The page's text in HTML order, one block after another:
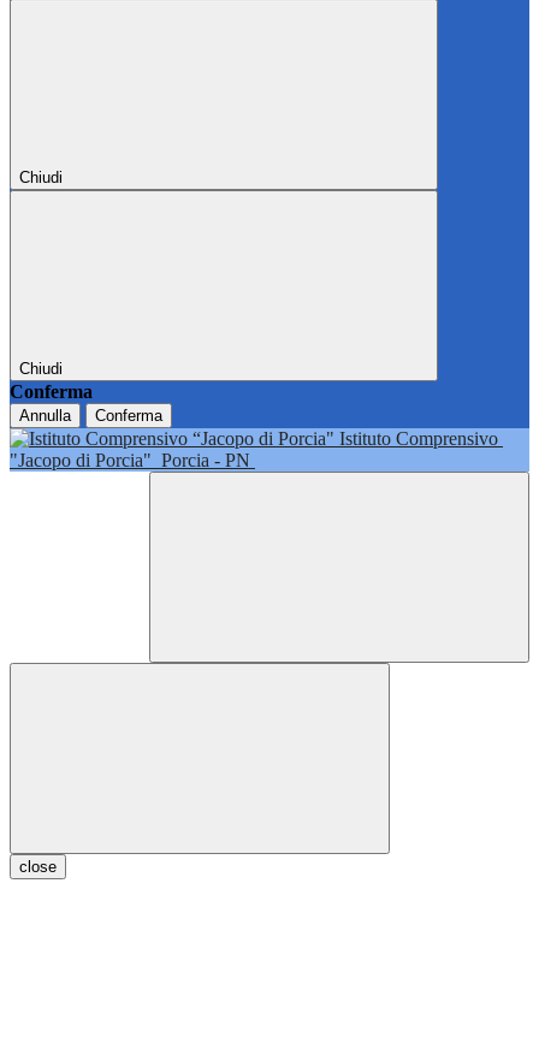
Chiudi
Chiudi
Conferma
Annulla Conferma
Istituto Comprensivo
"Jacopo di Porcia" Porcia - PN
close